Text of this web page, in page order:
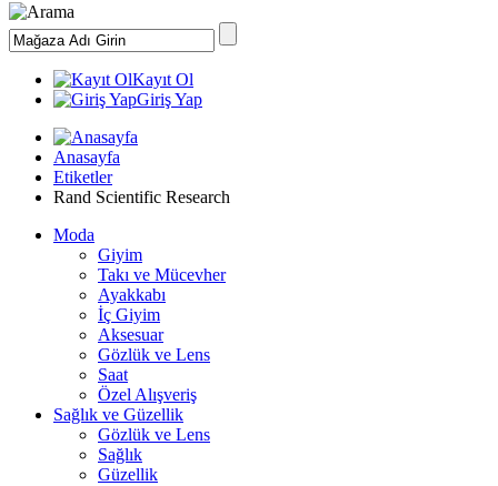
Kayıt Ol
Giriş Yap
Anasayfa
Etiketler
Rand Scientific Research
Moda
Giyim
Takı ve Mücevher
Ayakkabı
İç Giyim
Aksesuar
Gözlük ve Lens
Saat
Özel Alışveriş
Sağlık ve Güzellik
Gözlük ve Lens
Sağlık
Güzellik